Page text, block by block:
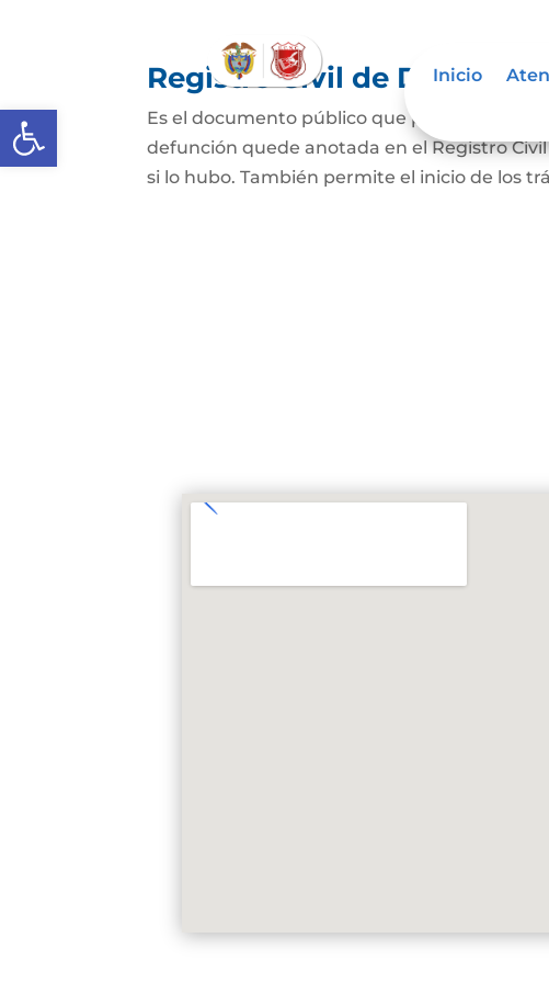
Abrir barra de herramientas
Inicio
Registro Civil de
Es el documento público que prueba el
defunción quede anotada en el Registro
si lo hubo. También permite el inicio de los